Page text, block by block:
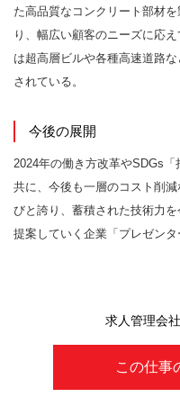
た高品質なコンクリート部材
り、幅広い顧客のニーズに応
は超高層ビルや各種高速道路
されている。
今後の展開
2024年の働き方改革やSDGs
共に、今後も一層のコスト削
びと誇り、蓄積された技術力
提案していく企業「プレゼン
この仕事
求人管理会